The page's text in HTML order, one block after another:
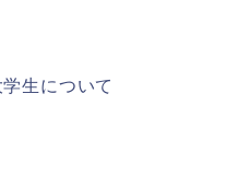
生について